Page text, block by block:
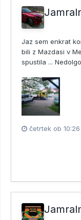
Jaz sem enkrat
bili z Mazdasi v
spustila ...
četrtek ob 10:26